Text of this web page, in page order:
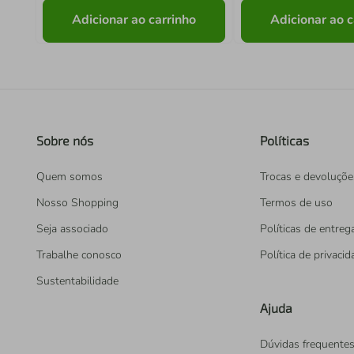
Adicionar ao carrinho Adicionar ao
Sobre nós
Quem somos
Nosso Shopping
Seja associado
Trabalhe conosco
Sustentabilidade
Políticas
Trocas e
Termos de uso
Políticas de
Política de
Ajuda
Dúvidas frequentes